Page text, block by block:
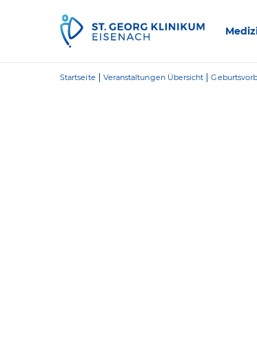
Startseite Veranstaltungen Übersicht